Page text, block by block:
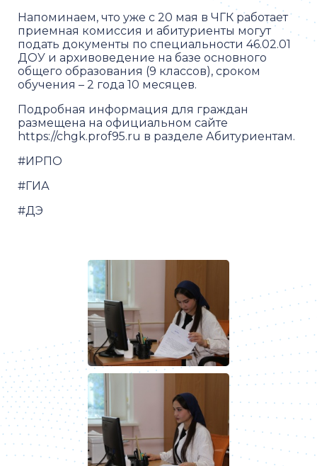
Напоминаем, что уже с 20 мая в ЧГК работает
приемная комиссия и абитуриенты могут
подать документы по специальности 46.02.01
ДОУ и архивоведение на базе основного
общего образования (9 классов), сроком
обучения – 2 года 10 месяцев.
Подробная информация для граждан
размещена на официальном сайте
https://chgk.prof95.ru в разделе Абитуриентам.
#ИРПО
#ГИА
#ДЭ